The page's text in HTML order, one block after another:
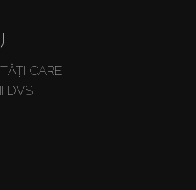
CARE
DVS